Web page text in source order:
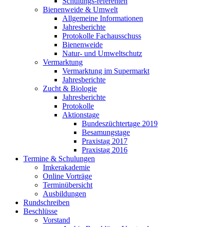
Bienenweide & Umwelt
Allgemeine Informationen
Jahresberichte
Protokolle Fachausschuss
Bienenweide
Natur- und Umweltschutz
Vermarktung
Vermarktung im Supermarkt
Jahresberichte
Zucht & Biologie
Jahresberichte
Protokolle
Aktionstage
Bundeszüchtertage 2019
Besamungstage
Praxistag 2017
Praxistag 2016
Termine & Schulungen
Imkerakademie
Online Vorträge
Terminübersicht
Ausbildungen
Rundschreiben
Beschlüsse
Vorstand